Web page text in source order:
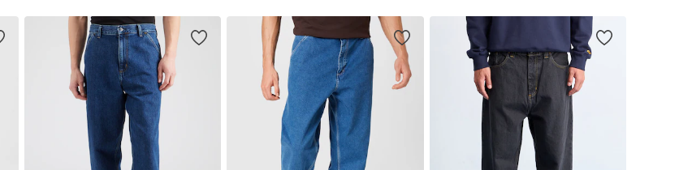
Dodaj u košaricu Dodaj u košaricu Dodaj u košaricu